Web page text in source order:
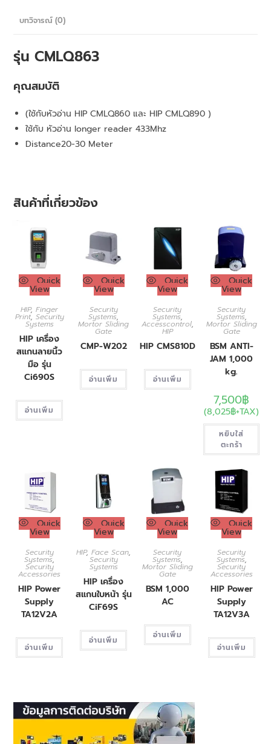
บทวิจารณ์ (0)
รุ่น CMLQ863
คุณสมบัติ
(ใช้กับหัวอ่าน HIP CMLQ860 และ HIP CMLQ890 )
ใช้กับ หัวอ่าน longer reader 433Mhz
Distance20-30 Meter
สินค้าที่เกี่ยวข้อง
Quick
View
HIP,Finger
Print, Security
Systems
HIP เครื่อง
สแกนลายนิ้ว
มือ รุ่น
Ci690S
อ่านเพิ่ม
Quick
View
Security
Systems,
Mortor Sliding
Gate
CMP-W202
อ่านเพิ่ม
Quick
View
Security
Systems,
Accesscontrol,
HIP
HIP CMS810D
อ่านเพิ่ม
Quick
View
Security
Systems,
Mortor Sliding
Gate
BSM ANTI-
JAM 1,000
kg.
7,500฿
(8,025฿+TAX)
หยิบใส่
ตะกร้า
Quick
View
Security
Systems,
Security
Accessories
HIP Power
Supply
TA12V2A
อ่านเพิ่ม
Quick
View
HIP,Face Scan,
Security
Systems
HIP เครื่อง
สแกนใบหน้า รุ่น
CiF69S
อ่านเพิ่ม
Quick
View
Security
Systems,
Mortor Sliding
Gate
BSM 1,000
AC
อ่านเพิ่ม
Quick
View
Security
Systems,
Security
Accessories
HIP Power
Supply
TA12V3A
อ่านเพิ่ม